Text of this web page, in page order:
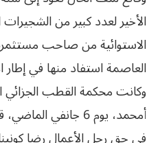
الأخير لعدد كبير من
الاستوائية من صاحب
العاصمة استفاد منها في إطار
وكانت محكمة القطب الجزائي
أمحمد، يوم 6